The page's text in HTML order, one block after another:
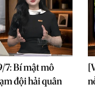
7: Bí mật mô
đội hải quân